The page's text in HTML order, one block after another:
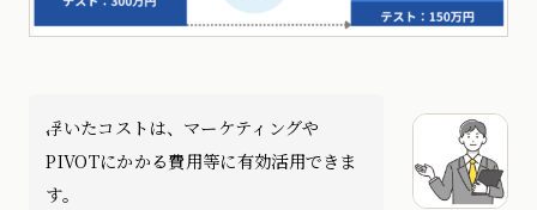
浮いたコストは、マーケティングや
PIVOTにかかる費用等に有効活用できま
す。